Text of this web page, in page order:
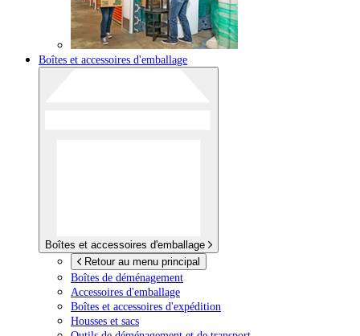
Boîtes et accessoires d'emballage
Boîtes et accessoires d'emballage
Retour au menu principal
Boîtes de déménagement
Accessoires d'emballage
Boîtes et accessoires d'expédition
Housses et sacs